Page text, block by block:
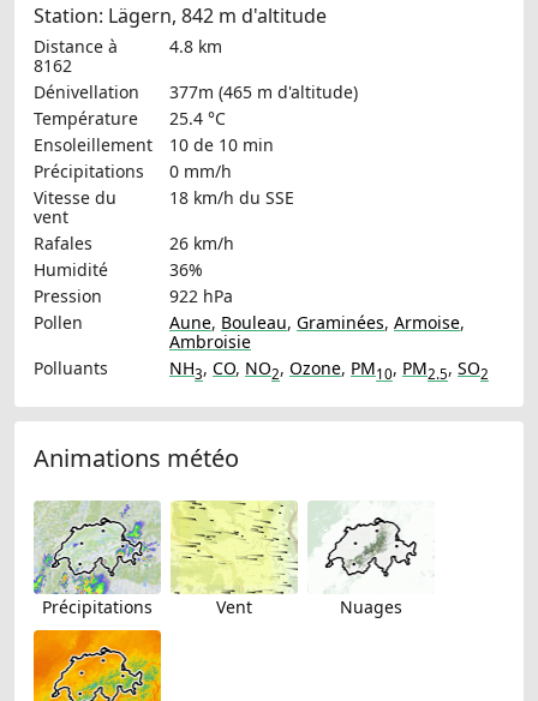
Station: Lägern, 842 m d'altitude
Distance à
8162
4.8 km
Dénivellation
377m (465 m d'altitude)
Température
25.4 °C
Ensoleillement
10 de 10 min
Précipitations
0 mm/h
Vitesse du
vent
18 km/h du SSE
Rafales
26 km/h
Humidité
36%
Pression
922 hPa
Pollen
Aune, Bouleau, Graminées, Armoise,
Ambroisie
Polluants
NH3, CO, NO2, Ozone, PM10, PM2.5, SO2
Animations météo
Précipitations Vent Nuages